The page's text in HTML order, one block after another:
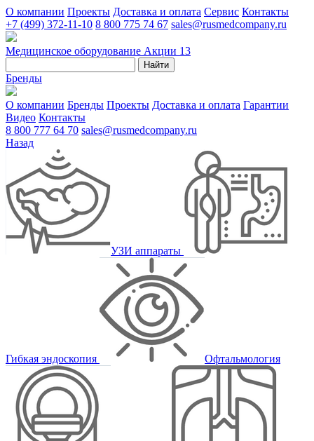
О компании Проекты Доставка и оплата Сервис Контакты
+7 (499) 372-11-10 8 800 775 74 67 sales@rusmedcompany.ru
Медицинское оборудование Акции 13
Найти
Бренды
О компании Бренды Проекты Доставка и оплата Гарантии
Видео Контакты
8 800 777 64 70 sales@rusmedcompany.ru
Назад
УЗИ аппараты
Гибкая эндоскопия Офтальмология